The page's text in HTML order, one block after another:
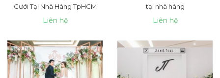
Cưới Tại Nhà Hàng TpHCM
Liên hệ
tại nhà hàng
Liên hệ